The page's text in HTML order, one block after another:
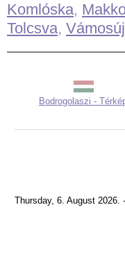
Komlóska,
Tolcsva,
Bodrogolaszi -
Thursday, 6. August 2026.